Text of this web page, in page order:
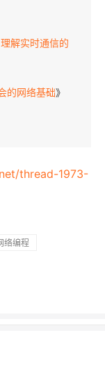
解实时通信的
的网络基础》
thread-1973-
络编程